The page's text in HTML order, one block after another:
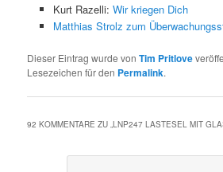
Kurt Razelli: Wir kriegen Dich
Matthias Strolz zum
Dieser Eintrag wurde vonTim Pritlove
Lesezeichen für den Permalink.
92 KOMMENTARE ZU „LNP247 LASTESEL MIT